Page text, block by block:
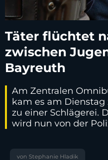
Täter flüchtet
zwischen
Bayreuth
Am Zentralen
kam es am
zu einer Schlägerei.
wird nun von der
von Stephanie Hladik